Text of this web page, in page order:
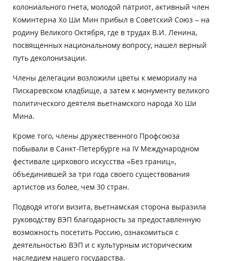
колониального гнета, молодой патриот, активный член
Коминтерна Хо Ши Мин прибыл в Советский Союз – на
родину Великого Октября, где в трудах В.И. Ленина,
посвященных национальному вопросу, нашел верный
путь деколонизации.
Члены делегации возложили цветы к мемориалу на
Пискаревском кладбище, а затем к монументу великого
политического деятеля вьетнамского народа Хо Ши
Мина.
Кроме того, члены дружественного Профсоюза
побывали в Санкт-Петербурге на IV Международном
фестивале циркового искусства «Без границ»,
объединившей за три года своего существования
артистов из более, чем 30 стран.
Подводя итоги визита, вьетнамская сторона выразила
руководству ВЭП благодарность за предоставленную
возможность посетить Россию, ознакомиться с
деятельностью ВЭП и с культурным историческим
наследием нашего государства.